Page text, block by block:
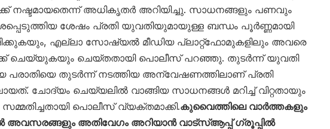
നഷ്ടമായതെന്ന് അധികൃതർ അറിയിച്ചു. സാധനങ്ങളും പണവും
ശേഷം പ്രതി യുവതിയുമായുള്ള ബന്ധം പൂർണ്ണമായി
എല്ലാ സോഷ്യൽ മീഡിയ പ്ലാറ്റ്‌ഫോമുകളിലും അവരെ
ചെയ്യുകയും ചെയ്തതായി പൊലീസ് പറഞ്ഞു. തുടർന്ന് യുവതി
പരാതിയെ തുടർന്ന് നടത്തിയ അന്വേഷണത്തിലാണ് പ്രതി
ചോദ്യം ചെയ്യലിൽ വാങ്ങിയ സാധനങ്ങൾ മറിച്ച് വിറ്റതായും
പൊലീസ് വ്യക്തമാക്കി.കുവൈത്തിലെ വാർത്തകളും
അവസരങ്ങളും അതിവേഗം അറിയാൻ വാട്സ്ആപ്പ് ഗ്രൂപ്പിൽ